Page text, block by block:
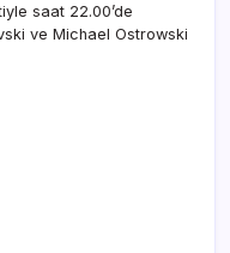
saat 22.00’de
ve Michael Ostrowski